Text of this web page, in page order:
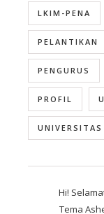
LKIM-PENA
PELANTIKAN
PENGURUS
PROFIL
Hi!
Tema